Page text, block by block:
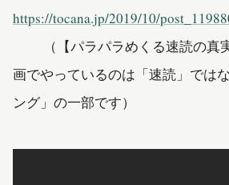
https://tocana.jp/2019/10/
（【パラパラめくる速読の真
画でやっているのは「速読」では
ング」の一部です）